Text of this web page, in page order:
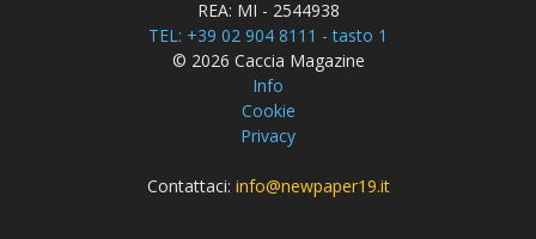
REA: MI - 2544938
TEL: +39 02 904 8111 - tasto 1
© 2026 Caccia Magazine
Info
Cookie
Privacy
Contattaci: info@newpaper19.it